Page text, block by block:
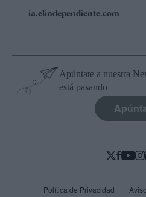
ia.elindependiente.com
Apúntate a nuestra
está pasando
Política de Privacidad